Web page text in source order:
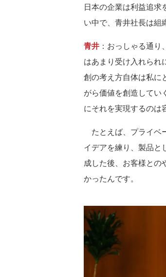
日本の企業は利益追求
い中で、青井社長は組
青井 ：おっしゃる通
はあまり受け入れられ
創の考え方自体は私に
がら価値を創造してい
にそれを実現するのは
たとえば、プライベ
イデアを練り、製品と
成した後、お客様との
かったんです。